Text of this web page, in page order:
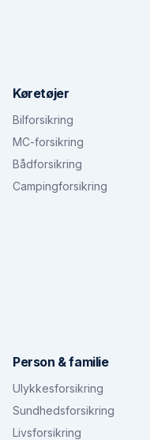
Køretøjer
Bilforsikring
MC-forsikring
Bådforsikring
Campingforsikring
Person & familie
Ulykkesforsikring
Sundhedsforsikring
Livsforsikring